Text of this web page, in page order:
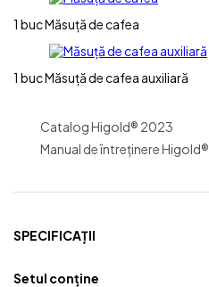
1 bucMăsuță de cafea
1 bucMăsuță de cafea auxiliară
Catalog Higold® 2023
Manual de întreținere Higold®
SPECIFICAȚII
Setul conține